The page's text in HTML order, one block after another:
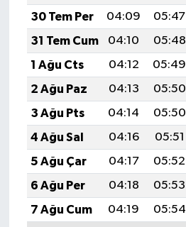
30 Tem Per
04:09 05:47
31 Tem Cum
04:10 05:48
1 Ağu Cts
04:12 05:49
2 Ağu Paz
04:13 05:50
3 Ağu Pts
04:14 05:50
4 Ağu Sal
04:16 05:51
5 Ağu Çar
04:17 05:52
6 Ağu Per
04:18 05:53
7 Ağu Cum
04:19 05:54